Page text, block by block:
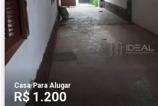
Casa·Para Alugar
R$ 1.200